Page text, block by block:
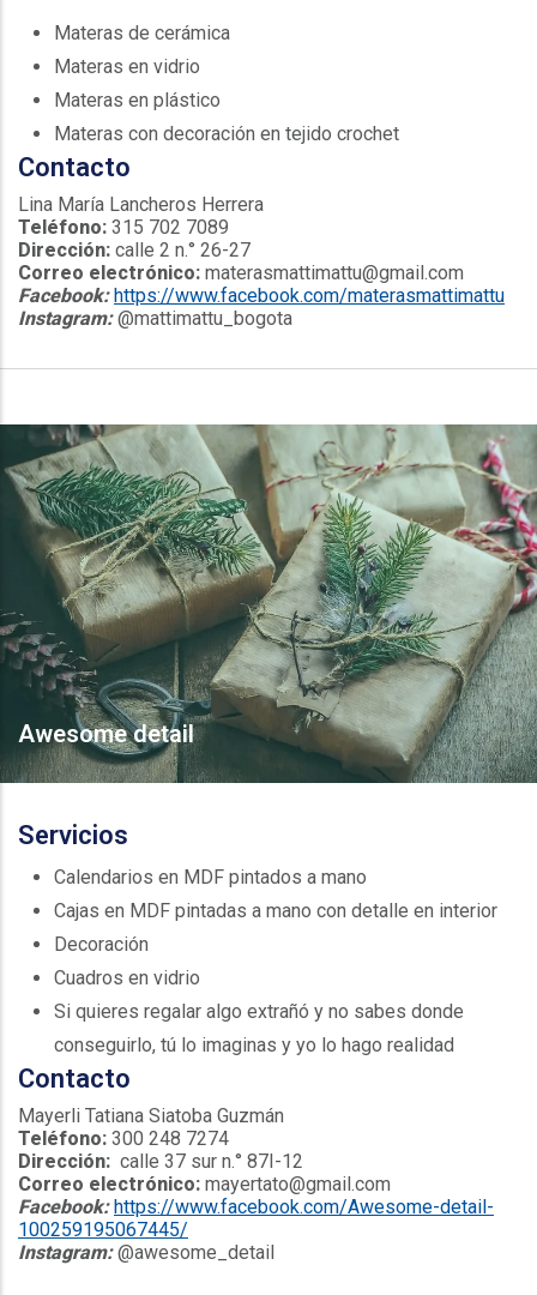
Materas de cerámica
Materas en vidrio
Materas en plástico
Materas con decoración en tejido crochet
Contacto
Lina María Lancheros Herrera
Teléfono: 315 702 7089
Dirección: calle 2 n.° 26-27
Correo electrónico: materasmattimattu@gmail.com
Facebook: https://www.facebook.com/materasmattimattu
Instagram:@mattimattu_bogota
Awesome detail
Servicios
Calendarios en MDF pintados a mano
Cajas en MDF pintadas a mano con detalle en interior
Decoración
Cuadros en vidrio
Si quieres regalar algo extrañó y no sabes donde
conseguirlo, tú lo imaginas y yo lo hago realidad
Contacto
Mayerli Tatiana Siatoba Guzmán
Teléfono: 300 248 7274
Dirección: calle 37 sur n.° 87I-12
Correo electrónico: mayertato@gmail.com
Facebook:https://www.facebook.com/Awesome-detail-
100259195067445/
Instagram:@awesome_detail